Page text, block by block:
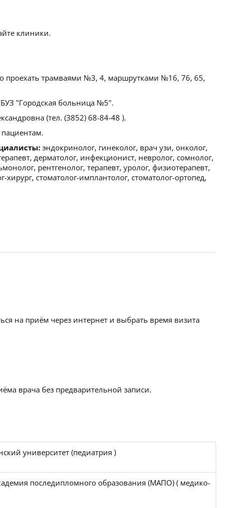
клиники.
трамваями №3, 4, маршрутками №16, 76, 65,
"Городская больница №5".
(тел. (3852) 68-84-48 ).
эндокринолог, гинеколог, врач узи, онколог,
дерматолог, инфекционист, невролог, сомнолог,
рентгенолог, терапевт, уролог, физиотерапевт,
хирург, стоматолог-имплантолог, стоматолог-ортопед,
на приём через интернет и выбрать время визита
врача без предварительной записи.
университет (педиатрия )
последипломного образования (МАПО) ( медико-